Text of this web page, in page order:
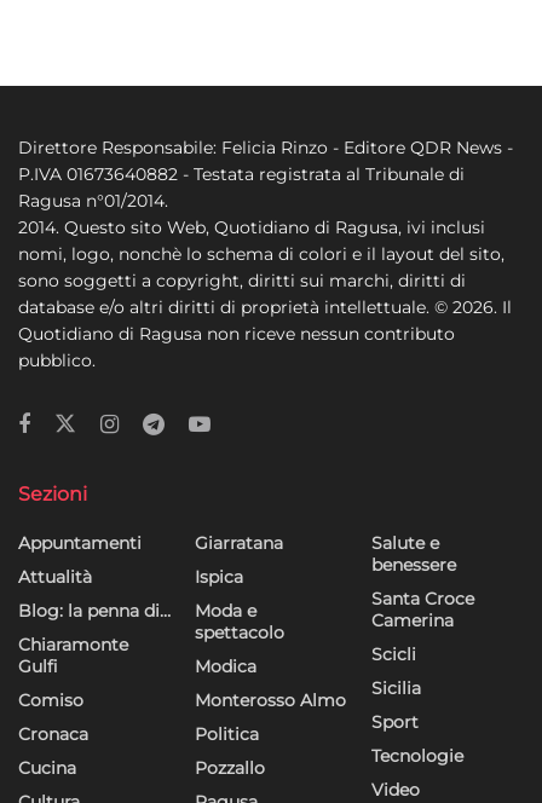
Direttore Responsabile: Felicia Rinzo - Editore QDR News -
P.IVA 01673640882 - Testata registrata al Tribunale di
Ragusa n°01/2014.
2014. Questo sito Web, Quotidiano di Ragusa, ivi inclusi
nomi, logo, nonchè lo schema di colori e il layout del sito,
sono soggetti a copyright, diritti sui marchi, diritti di
database e/o altri diritti di proprietà intellettuale. © 2026. Il
Quotidiano di Ragusa non riceve nessun contributo
pubblico.
Sezioni
Appuntamenti
Attualità
Blog: la penna di…
Chiaramonte
Gulfi
Comiso
Cronaca
Cucina
Giarratana
Ispica
Moda e
spettacolo
Modica
Monterosso Almo
Politica
Pozzallo
Salute e
benessere
Santa Croce
Camerina
Scicli
Sicilia
Sport
Tecnologie
Video